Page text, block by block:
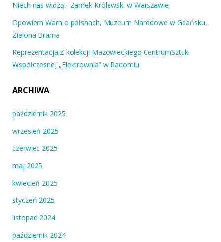
Niech nas widzą!- Zamek Królewski w Warszawie
Opowiem Wam o półsnach, Muzeum Narodowe w Gdańsku,
Zielona Brama
Reprezentacja.Z kolekcji Mazowieckiego CentrumSztuki
Współczesnej „Elektrownia” w Radomiu
ARCHIWA
październik 2025
wrzesień 2025
czerwiec 2025
maj 2025
kwiecień 2025
styczeń 2025
listopad 2024
październik 2024